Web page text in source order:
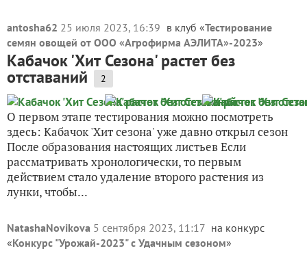
antosha62 25 июля 2023, 16:39 в клуб «Тестирование
семян овощей от ООО «Агрофирма АЭЛИТА»-2023»
Кабачок 'Хит Сезона' растет без
отставаний 2
О первом этапе тестирования можно посмотреть
здесь: Кабачок 'Хит сезона' уже давно открыл сезон
После образования настоящих листьев Если
рассматривать хронологически, то первым
действием стало удаление второго растения из
лунки, чтобы...
NatashaNovikova 5 сентября 2023, 11:17 на конкурс
«Конкурс "Урожай-2023" с Удачным сезоном»